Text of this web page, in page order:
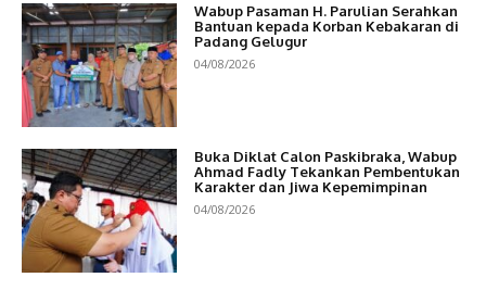
Wabup Pasaman H. Parulian Serahkan
Bantuan kepada Korban Kebakaran di
Padang Gelugur
04/08/2026
Buka Diklat Calon Paskibraka, Wabup
Ahmad Fadly Tekankan Pembentukan
Karakter dan Jiwa Kepemimpinan
04/08/2026